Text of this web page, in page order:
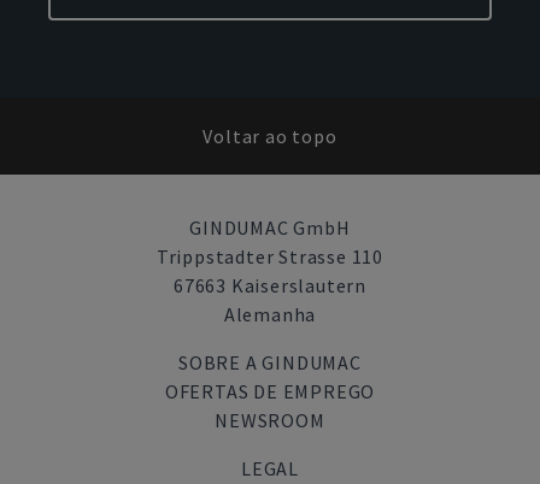
Voltar ao topo
GINDUMAC GmbH
Trippstadter Strasse 110
67663 Kaiserslautern
Alemanha
SOBRE A GINDUMAC
OFERTAS DE EMPREGO
NEWSROOM
LEGAL